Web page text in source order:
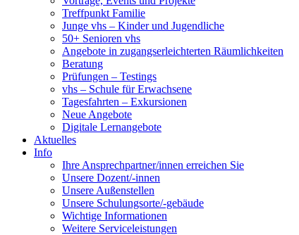
Treffpunkt Familie
Junge vhs – Kinder und Jugendliche
50+ Senioren vhs
Angebote in zugangserleichterten Räumlichkeiten
Beratung
Prüfungen – Testings
vhs – Schule für Erwachsene
Tagesfahrten – Exkursionen
Neue Angebote
Digitale Lernangebote
Aktuelles
Info
Ihre Ansprechpartner/innen erreichen Sie
Unsere Dozent/-innen
Unsere Außenstellen
Unsere Schulungsorte/-gebäude
Wichtige Informationen
Weitere Serviceleistungen